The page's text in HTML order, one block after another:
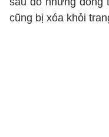
cũng bị xóa khỏi